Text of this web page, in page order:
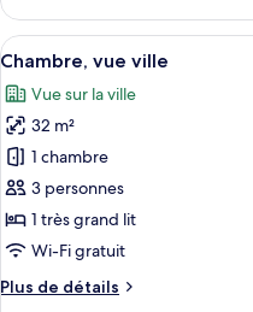
lits
jumeaux
le
type
de
Chambre
Supérieure
avec
lits
jumeaux
Afficher
toutes
les
photos
pour
ce
type
de
chambre :
Chambre,
5
Chambre, vue ville
Vue sur la ville
32 m²
1 chambre
3 personnes
1 très grand lit
Wi-Fi gratuit
Plus de détails
Plus